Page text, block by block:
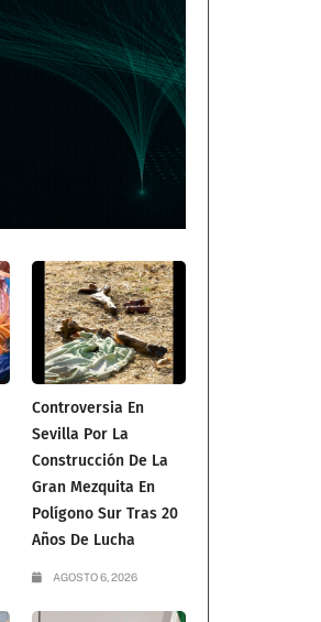
Controversia En
Sevilla Por La
Construcción De La
Gran Mezquita En
Polígono Sur Tras 20
Años De Lucha
AGOSTO 6, 2026